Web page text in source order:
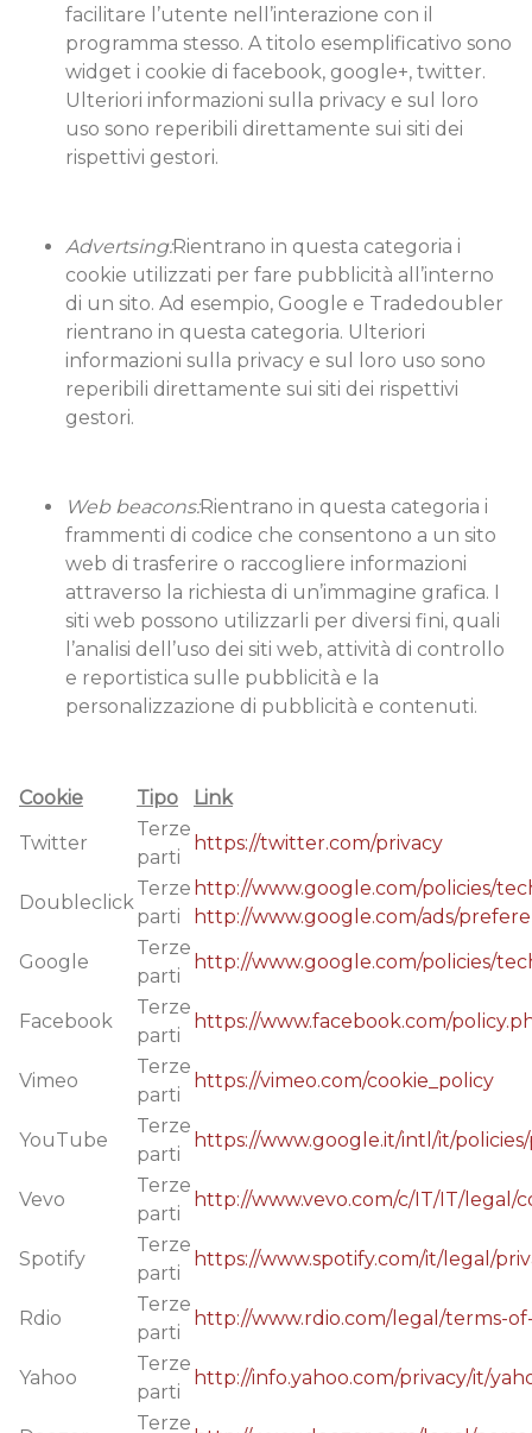
facilitare l’utente nell’interazione con il
programma stesso. A titolo esemplificativo sono
widget i cookie di facebook, google+, twitter.
Ulteriori informazioni sulla privacy e sul loro
uso sono reperibili direttamente sui siti dei
rispettivi gestori.
Advertsing:Rientrano in questa categoria i
cookie utilizzati per fare pubblicità all’interno
di un sito. Ad esempio, Google e Tradedoubler
rientrano in questa categoria. Ulteriori
informazioni sulla privacy e sul loro uso sono
reperibili direttamente sui siti dei rispettivi
gestori.
Web beacons:Rientrano in questa categoria i
frammenti di codice che consentono a un sito
web di trasferire o raccogliere informazioni
attraverso la richiesta di un’immagine grafica. I
siti web possono utilizzarli per diversi fini, quali
l’analisi dell’uso dei siti web, attività di controllo
e reportistica sulle pubblicità e la
personalizzazione di pubblicità e contenuti.
Cookie Tipo
Link
Twitter
Terze
parti
https://twitter.com/privacy
Doubleclick
Terze
parti
http://www.google.com/policies/
http://www.google.com/ads/
Google
Terze
parti
http://www.google.com/policies/
Facebook
Terze
parti
https://www.facebook.com/
Vimeo
Terze
parti
https://vimeo.com/cookie_policy
YouTube
Terze
parti
https://www.google.it/intl/it/
Vevo
Terze
parti
http://www.vevo.com/c/IT/IT/legal/
Spotify
Terze
parti
https://www.spotify.com/it/legal/
Rdio
Terze
parti
http://www.rdio.com/legal/terms-
Yahoo
Terze
parti
http://info.yahoo.com/privacy/it/
Terze